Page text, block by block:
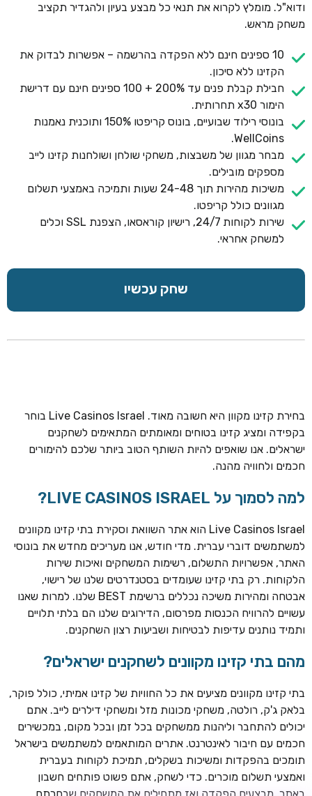
חבילת קבלת פנים: בונוס 100% עד 300€ + 100 ספיני בונוס על
ההפקדה הראשונה
CASOO
בונוס מתגלגל עד 2,000 ₪ + 200 ספינים חינם לשחקנים
חדשים
ROYSPINS
חינם על ההפקדות הראשונות
ודוא"ל. מומלץ לקרוא את תנאי כל מבצע בעיון ולהגדיר תקציב
משחק מראש.
10 ספינים חינם ללא הפקדה בהרשמה – אפשרות לבדוק את
הקזינו ללא סיכון.
חבילת קבלת פנים עד 200% + 100 ספינים חינם עם דרישת
הימור x30 תחרותית.
בונוסי רילוד שבועיים, בונוס קריפטו 150% ותוכנית נאמנות
WellCoins.
מבחר מגוון של משבצות, משחקי שולחן ושולחנות קזינו לייב
מספקים מובילים.
משיכות מהירות תוך 24-48 שעות ותמיכה באמצעי תשלום
מגוונים כולל קריפטו.
שירות לקוחות 24/7, רישיון קוראסאו, הצפנת SSL וכלים
למשחק אחראי.
שחק עכשיו
בחירת קזינו מקוון היא חשובה מאוד. Live Casinos Israel בוחר
בקפידה ומציג קזינו בטוחים ומאומתים המתאימים לשחקנים
ישראלים. אנו שואפים להיות השותף הטוב ביותר שלכם להימורים
חכמים ולחוויה מהנה.
למה לסמוך על LIVE CASINOS ISRAEL?
Live Casinos Israel הוא אתר השוואת וסקירת בתי קזינו מקוונים
למשתמשים דוברי עברית. מדי חודש, אנו מעריכים מחדש את בונוסי
האתר, אפשרויות התשלום, רשימות המשחקים ואיכות שירות
הלקוחות. רק בתי קזינו שעומדים בסטנדרטים שלנו של רישוי,
אבטחה ומהירות משיכה נכללים ברשימת BEST שלנו. למרות שאנו
עשויים להרוויח הכנסות מפרסום, הדירוגים שלנו הם בלתי תלויים
ותמיד נותנים עדיפות לבטיחות ושביעות רצון השחקנים.
מהם בתי קזינו מקוונים לשחקנים ישראלים?
בתי קזינו מקוונים מציעים את כל החוויות של קזינו אמיתי, כולל פוקר,
בלאק ג'ק, רולטה, משחקי מכונות מזל ומשחקי דילרים לייב. אתם
יכולים להתחבר וליהנות ממשחקים בכל זמן ובכל מקום, במכשירים
חכמים עם חיבור לאינטרנט. אתרים המותאמים למשתמשים בישראל
תומכים בהפקדות ומשיכות בשקלים, תמיכת לקוחות בעברית
ואמצעי תשלום מוכרים. כדי לשחק, אתם פשוט פותחים חשבון